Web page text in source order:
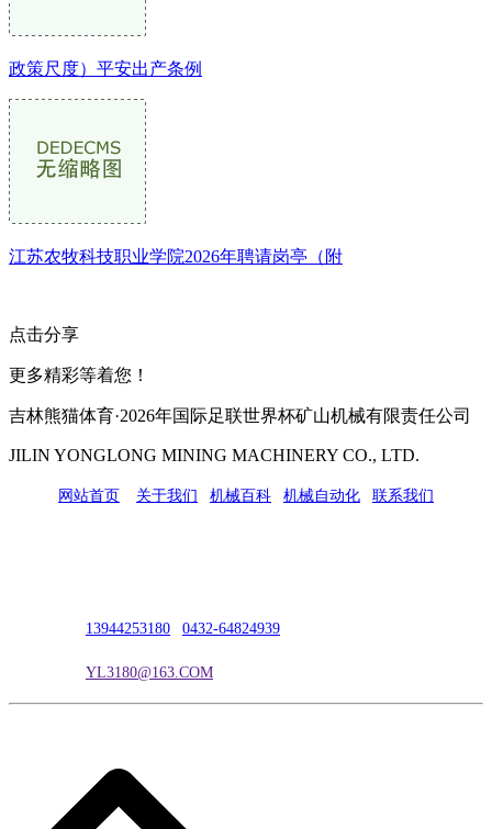
政策尺度）平安出产条例
江苏农牧科技职业学院2026年聘请岗亭（附
点击分享
更多精彩等着您！
吉林熊猫体育·2026年国际足联世界杯矿山机械有限责任公司
JILIN YONGLONG MINING MACHINERY CO., LTD.
网站首页 关于我们 机械百科 机械自动化 联系我们
13944253180 0432-64824939
YL3180@163.COM